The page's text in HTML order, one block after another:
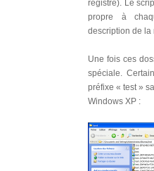
registre). Le
propre à
description de la
Une fois ces
spéciale.
préfixe « test »
Windows XP :